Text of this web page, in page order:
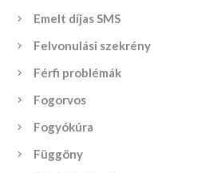
Emelt díjas SMS
Felvonulási szekrény
Férfi problémák
Fogorvos
Fogyókúra
Függöny